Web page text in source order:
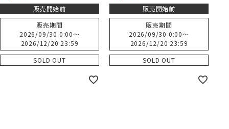
その他
プリンター
対応製品
Cuoretti
販売開始前
販売期間
2026/09/30 0:00〜
2026/12/20 23:59
SOLD OUT
販売開始前
販売期間
2026/09/30 0:00〜
2026/12/20 23:59
SOLD OUT